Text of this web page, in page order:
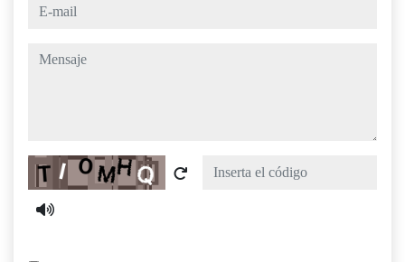
e-mail
mensaje
Captcha